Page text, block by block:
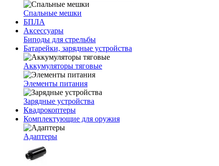
Спальные мешки
БПЛА
Аксессуары
Биподы для стрельбы
Батарейки, зарядные устройства
Аккумуляторы тяговые
Элементы питания
Зарядные устройства
Квадрокоптеры
Комплектующие для оружия
Адаптеры